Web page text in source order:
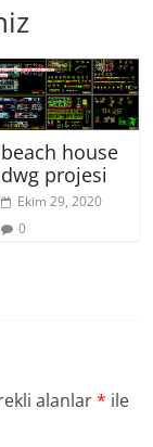
beach house
dwg projesi
Ekim 29, 2020
0
alanlar* ile